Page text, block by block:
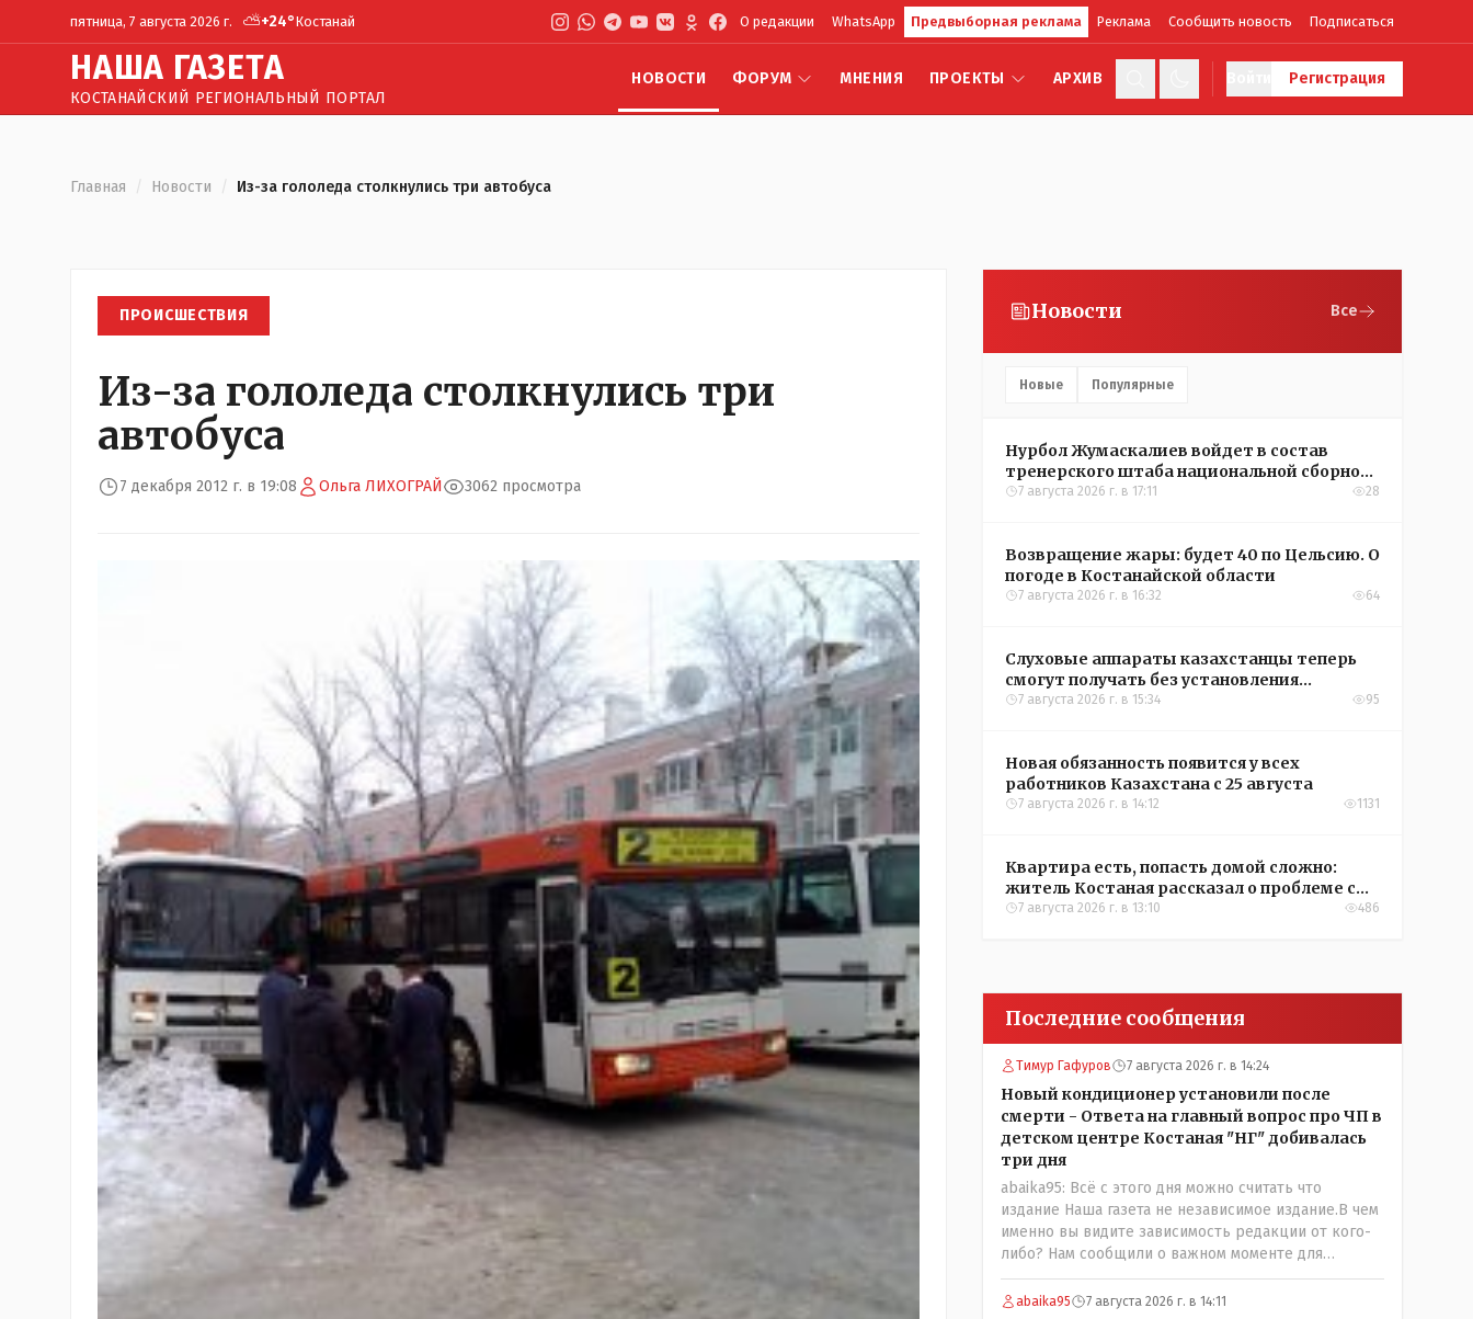
пятница, 7 августа 2026 г. ⛅+24°Костанай О редакции WhatsApp Предвыборная реклама Реклама Сообщить новость Подписаться
НАША ГАЗЕТА
КОСТАНАЙСКИЙ РЕГИОНАЛЬНЫЙ ПОРТАЛ
НОВОСТИ ФОРУМ МНЕНИЯ ПРОЕКТЫ АРХИВ Регистрация
Главная / Новости / Из-за гололеда столкнулись три автобуса
ПРОИСШЕСТВИЯ
Из-за гололеда столкнулись три
автобуса
7 декабря 2012 г. в 19:08 Ольга ЛИХОГРАЙ 3062 просмотра
Новости Все
Новые Популярные
Нурбол Жумаскалиев войдет в состав
тренерского штаба национальной сборной
Казахстана по футболу
7 августа 2026 г. в 17:11 28
Возвращение жары: будет 40 по Цельсию. О
погоде в Костанайской области
7 августа 2026 г. в 16:32 64
Слуховые аппараты казахстанцы теперь
смогут получать без установления
инвалидности
7 августа 2026 г. в 15:34 95
Новая обязанность появится у всех
работников Казахстана с 25 августа
7 августа 2026 г. в 14:12 1131
Квартира есть, попасть домой сложно:
житель Костаная рассказал о проблеме с
подъездом
7 августа 2026 г. в 13:10 486
Последние сообщения
Тимур Гафуров 7 августа 2026 г. в 14:24
Новый кондиционер установили после
смерти - Ответа на главный вопрос про ЧП в
детском центре Костаная "НГ" добивалась
три дня
abaika95: Всё с этого дня можно считать что
издание Наша газета не независимое издание.В чем
именно вы видите зависимость редакции от кого-
либо? Нам сообщили о важном моменте для
описываемой истории. И редакция отреагировала
бы дополнительным исследованием на такие
abaika95 7 августа 2026 г. в 14:11